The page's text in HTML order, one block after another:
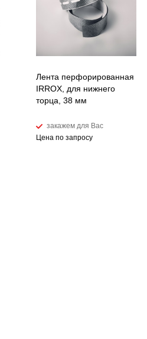
Лента перфорированная
IRROX, для нижнего
торца, 38 мм
закажем для Вас
Цена по запросу